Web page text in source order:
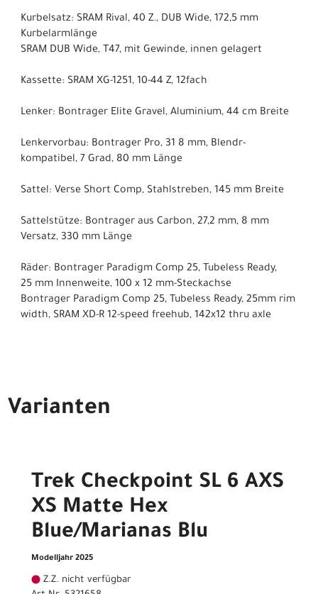
Kurbelsatz: SRAM Rival, 40 Z., DUB Wide, 172,5 mm
Kurbelarmlänge
SRAM DUB Wide, T47, mit Gewinde, innen gelagert
Kassette: SRAM XG-1251, 10-44 Z, 12fach
Lenker: Bontrager Elite Gravel, Aluminium, 44 cm Breite
Lenkervorbau: Bontrager Pro, 31 8 mm, Blendr-
kompatibel, 7 Grad, 80 mm Länge
Sattel: Verse Short Comp, Stahlstreben, 145 mm Breite
Sattelstütze: Bontrager aus Carbon, 27,2 mm, 8 mm
Versatz, 330 mm Länge
Räder: Bontrager Paradigm Comp 25, Tubeless Ready,
25 mm Innenweite, 100 x 12 mm-Steckachse
Bontrager Paradigm Comp 25, Tubeless Ready, 25mm rim
width, SRAM XD-R 12-speed freehub, 142x12 thru axle
Varianten
Trek Checkpoint SL 6 AXS
XS Matte Hex
Blue/Marianas Blu
Modelljahr 2025
Z.Z. nicht verfügbar